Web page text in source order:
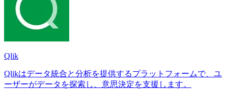
Qlik
Qlikはデータ統合と分析を提供するプラットフォームで、ユ
ーザーがデータを探索し、意思決定を支援します。